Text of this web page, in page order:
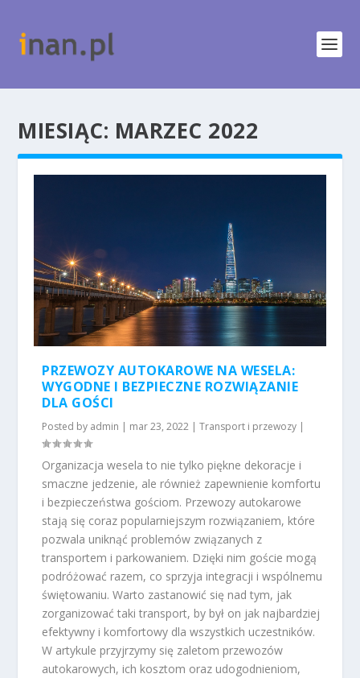
MIESIĄC: MARZEC 2022
PRZEWOZY AUTOKAROWE NA WESELA:
WYGODNE I BEZPIECZNE ROZWIĄZANIE
DLA GOŚCI
Posted by admin | mar 23, 2022 |Transport i przewozy |
Organizacja wesela to nie tylko piękne dekoracje i
smaczne jedzenie, ale również zapewnienie komfortu
i bezpieczeństwa gościom. Przewozy autokarowe
stają się coraz popularniejszym rozwiązaniem, które
pozwala uniknąć problemów związanych z
transportem i parkowaniem. Dzięki nim goście mogą
podróżować razem, co sprzyja integracji i wspólnemu
świętowaniu. Warto zastanowić się nad tym, jak
zorganizować taki transport, by był on jak najbardziej
efektywny i komfortowy dla wszystkich uczestników.
W artykule przyjrzymy się zaletom przewozów
autokarowych, ich kosztom oraz udogodnieniom,